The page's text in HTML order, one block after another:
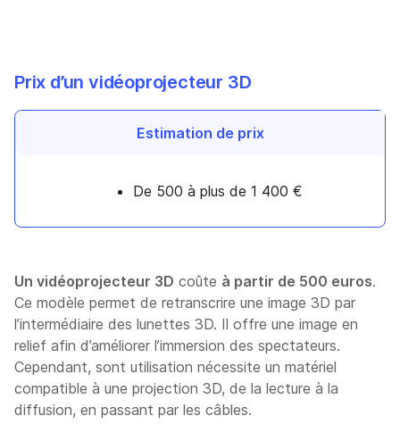
Prix d’un vidéoprojecteur 3D
Estimation de prix
De 500 à plus de 1 400 €
Un vidéoprojecteur 3D coûte à partir de 500 euros.
Ce modèle permet de retranscrire une image 3D par
l’intermédiaire des lunettes 3D. Il offre une image en
relief afin d’améliorer l’immersion des spectateurs.
Cependant, sont utilisation nécessite un matériel
compatible à une projection 3D, de la lecture à la
diffusion, en passant par les câbles.